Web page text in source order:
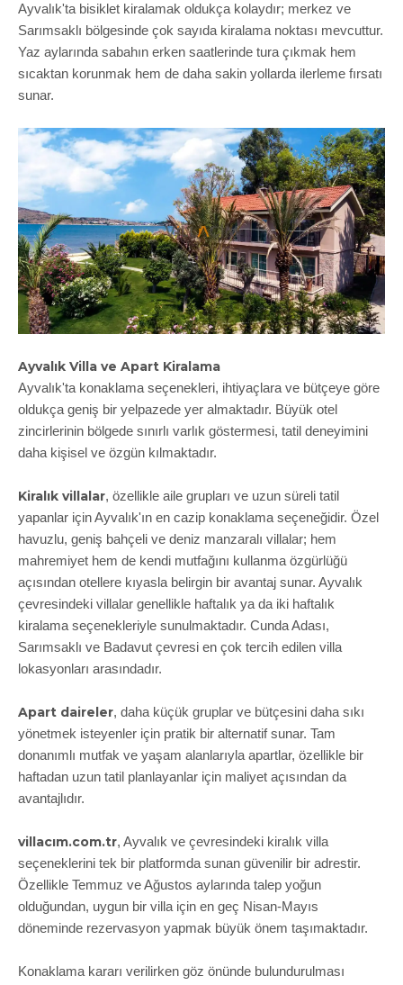
Ayvalık'ta bisiklet kiralamak oldukça kolaydır; merkez ve
Sarımsaklı bölgesinde çok sayıda kiralama noktası mevcuttur.
Yaz aylarında sabahın erken saatlerinde tura çıkmak hem
sıcaktan korunmak hem de daha sakin yollarda ilerleme fırsatı
sunar.
Ayvalık Villa ve Apart Kiralama
Ayvalık'ta konaklama seçenekleri, ihtiyaçlara ve bütçeye göre
oldukça geniş bir yelpazede yer almaktadır. Büyük otel
zincirlerinin bölgede sınırlı varlık göstermesi, tatil deneyimini
daha kişisel ve özgün kılmaktadır.
Kiralık villalar, özellikle aile grupları ve uzun süreli tatil
yapanlar için Ayvalık'ın en cazip konaklama seçeneğidir. Özel
havuzlu, geniş bahçeli ve deniz manzaralı villalar; hem
mahremiyet hem de kendi mutfağını kullanma özgürlüğü
açısından otellere kıyasla belirgin bir avantaj sunar. Ayvalık
çevresindeki villalar genellikle haftalık ya da iki haftalık
kiralama seçenekleriyle sunulmaktadır. Cunda Adası,
Sarımsaklı ve Badavut çevresi en çok tercih edilen villa
lokasyonları arasındadır.
Apart daireler, daha küçük gruplar ve bütçesini daha sıkı
yönetmek isteyenler için pratik bir alternatif sunar. Tam
donanımlı mutfak ve yaşam alanlarıyla apartlar, özellikle bir
haftadan uzun tatil planlayanlar için maliyet açısından da
avantajlıdır.
villacım.com.tr, Ayvalık ve çevresindeki kiralık villa
seçeneklerini tek bir platformda sunan güvenilir bir adrestir.
Özellikle Temmuz ve Ağustos aylarında talep yoğun
olduğundan, uygun bir villa için en geç Nisan-Mayıs
döneminde rezervasyon yapmak büyük önem taşımaktadır.
Konaklama kararı verilirken göz önünde bulundurulması